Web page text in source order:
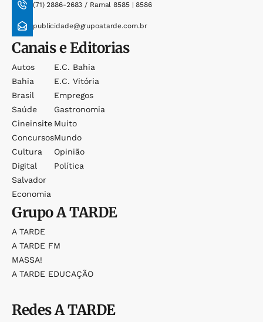
(71) 2886-2683 / Ramal 8585 | 8586
publicidade@grupoatarde.com.br
Canais e Editorias
Autos
Bahia
Brasil
Saúde
Cineinsite
Concursos
Cultura
Digital
Salvador
Economia
E.c. Bahia
E.c. Vitória
Empregos
Gastronomia
Muito
Mundo
Opinião
Política
GrupoA TARDE
A TARDE
A TARDE FM
MASSA!
A TARDE EDUCAÇÃO
RedesA TARDE